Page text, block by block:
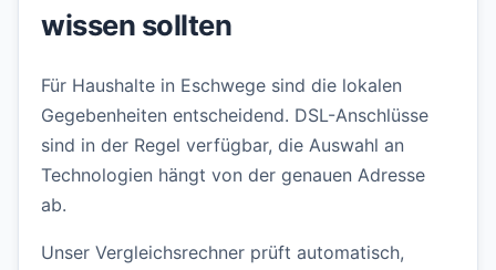
wissen sollten
Für Haushalte in Eschwege sind die lokalen
Gegebenheiten entscheidend. DSL-Anschlüsse
sind in der Regel verfügbar, die Auswahl an
Technologien hängt von der genauen Adresse
ab.
Unser Vergleichsrechner prüft automatisch,